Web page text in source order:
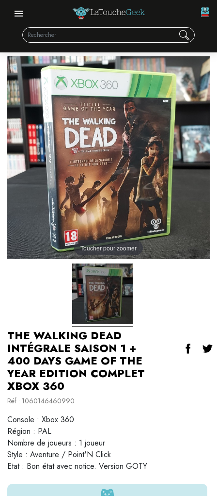
Toucher pour zoomer
THE WALKING DEAD
INTÉGRALE SAISON 1 +
400 DAYS GAME OF THE
YEAR EDITION COMPLET
XBOX 360
Réf : 1060146460990
Console : Xbox 360
Région : PAL
Nombre de joueurs : 1 joueur
Style : Aventure / Point'N Click
Etat : Bon état avec notice. Version GOTY